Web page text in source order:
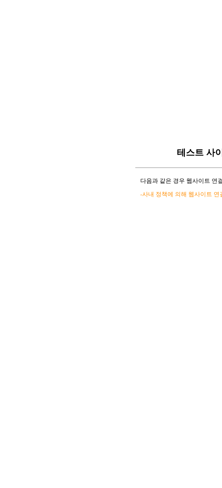
테스트 사
다음과 같은 경우 웹사이트 연
-사내 정책에 의해 웹사이트